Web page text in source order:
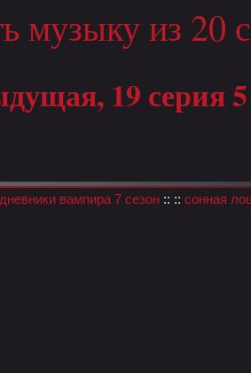
музыку из 20
19 серия 5
дневники вампира 7 сезон:: :: сонная